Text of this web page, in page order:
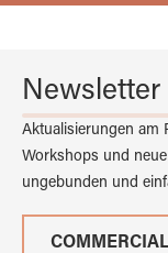
Newsletter
Aktualisierungen am
Workshops und
ungebunden und